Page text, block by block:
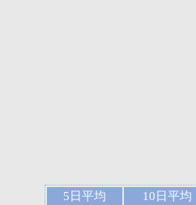
5日平均 10日平均